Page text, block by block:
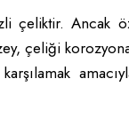
çeliktir.
çeliği